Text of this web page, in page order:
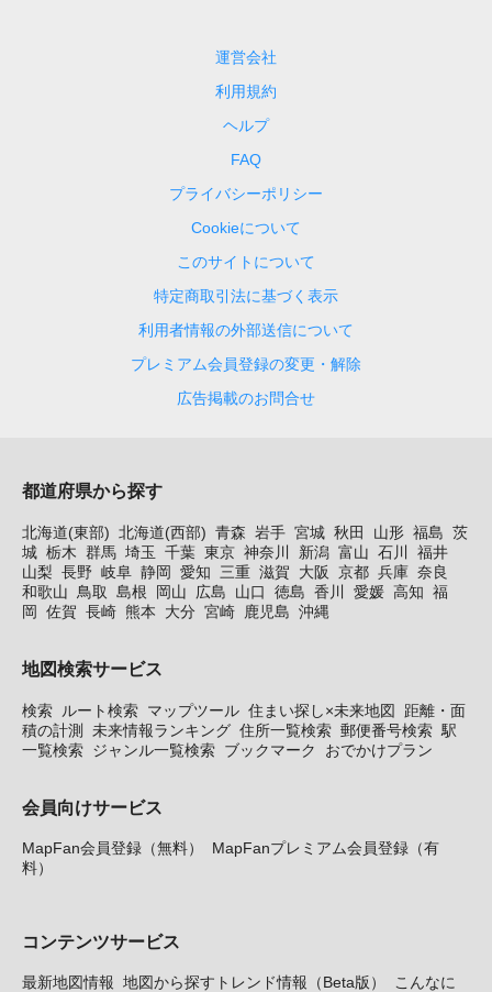
運営会社
利用規約
ヘルプ
FAQ
プライバシーポリシー
Cookieについて
このサイトについて
特定商取引法に基づく表示
利用者情報の外部送信について
プレミアム会員登録の変更・解除
広告掲載のお問合せ
都道府県から探す
北海道(東部) 北海道(西部) 青森 岩手 宮城 秋田 山形 福島 茨
城 栃木 群馬 埼玉 千葉 東京 神奈川 新潟 富山 石川
福井
山梨 長野 岐阜 静岡 愛知 三重 滋賀 大阪 京都 兵庫 奈良
和歌山
鳥取 島根 岡山 広島 山口 徳島 香川 愛媛 高知 福
岡
佐賀 長崎 熊本 大分 宮崎 鹿児島 沖縄
地図検索サービス
検索 ルート検索 マップツール 住まい探し×未来地図
距離・面
積の計測 未来情報ランキング 住所一覧検索 郵便番号検索 駅
一覧検索 ジャンル一覧検索 ブックマーク おでかけプラン
会員向けサービス
MapFan会員登録（無料）
MapFanプレミアム会員登録（有
料）
コンテンツサービス
最新地図情報 地図から探すトレンド情報（Beta版）
こんなに